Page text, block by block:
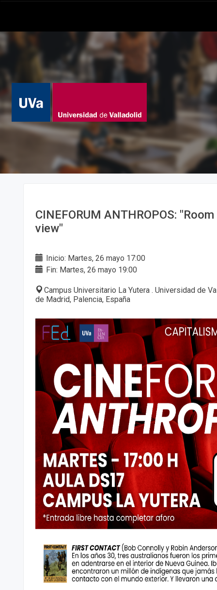
CINEFORUM ANTHROPOS:
view"
Inicio: Martes, 26 mayo 17:00
Fin: Martes, 26 mayo 19:00
Campus Universitario La Yutera . Universidad de
de Madrid, Palencia, España